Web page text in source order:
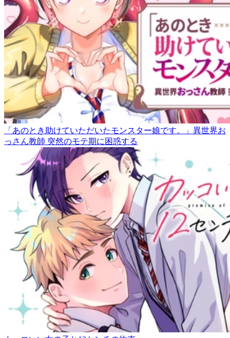
「あのとき助けていただいたモンスター娘です。」異世界お
っさん教師 突然のモテ期に困惑する